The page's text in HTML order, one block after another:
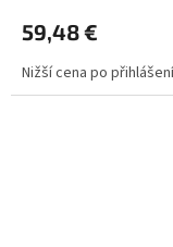
59,48 €
Nižší cena po